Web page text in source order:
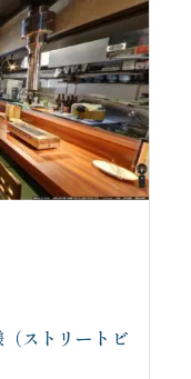
ストリートビ